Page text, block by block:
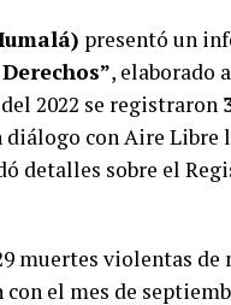
presentó un
, elaborado
2022 se registraron
diálogo con Aire Libre
detalles sobre el
muertes violentas de
el mes de